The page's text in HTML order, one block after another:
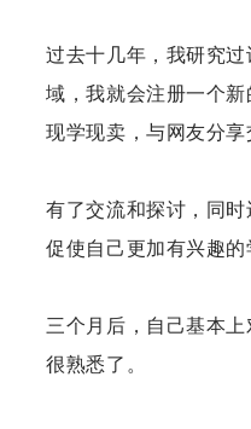
过去十几年，我研究
域，我就会注册一个新
现学现卖，与网友分享
有了交流和探讨，同时
促使自己更加有兴趣的
三个月后，自己基本
很熟悉了。